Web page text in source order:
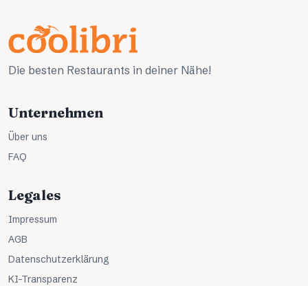
Die besten Restaurants in deiner Nähe!
Unternehmen
Über uns
FAQ
Legales
Impressum
AGB
Datenschutzerklärung
KI-Transparenz